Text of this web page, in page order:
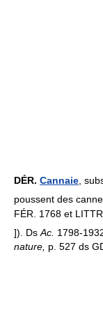
DÉR. Cannaie ,
poussent des
FÉR. 1768 et
]). Ds Ac. 1798-
nature, p. 527 ds